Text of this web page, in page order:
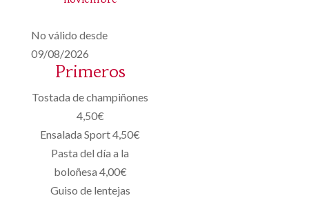
No válido desde
09/08/2026
Primeros
Tostada de champiñones
4,50€
Ensalada Sport 4,50€
Pasta del día a la
boloñesa 4,00€
Guiso de lentejas